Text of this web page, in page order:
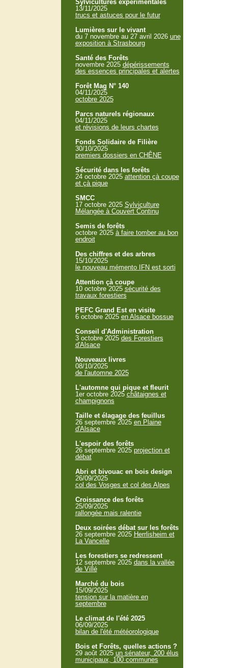
Sylvicultures expérimentales
13/11/2025
trucs et astuces pour le futur
Lumières sur le vivant
du 7 novembre au 27 avril 2026 une
exposition à Strasbourg
Santé des Forêts
novembre 2025 dépérissements
des essences principales et alertes
Forêt Mag N° 140
04/11/2025
octobre 2025
Parcs naturels régionaux
04/11/2025
et révisions de leurs chartes
Fonds Solidaire de Filière
30/10/2025
premiers dossiers en CHÊNE
Sécurité dans les forêts
24 octobre 2025 attention çà coupe
et çà pique
SMCC
17 octobre 2025 Sylviculture
Mélangée à Couvert Continu
Semis de forêts
octobre 2025 à faire tomber au bon
endroit
Des chiffres et des arbres
15/10/2025
le nouveau mémento IFN est sorti
Attention çà coupe
10 octobre 2025 sécurité des
travaux forestiers
PEFC Grand Est en visite
6 octobre 2025 en Alsace bossue
Conseil d'Administration
3 octobre 2025 des Forestiers
d'Alsace
Nouveaux livres
08/10/2025
de l'automne 2025
L'automne qui pique et fleurit
1er octobre 2025 châtaignes et
champignons
Taille et élagage des feuillus
26 septembre 2025 en Plaine
d'Alsace
L'espoir des forêts
26 septembre 2025 projection et
débat
Abri et bivouac en bois design
26/09/2025
col des Vosges et col des Alpes
Croissance des forêts
25/09/2025
rallongée mais ralentie
Deux soirées débat sur les forêts
26 septembre 2025 Herrlisheim et
La Vancelle
Les forestiers se redressent
12 septembre 2025 dans la vallée
de Villé
Marché du bois
15/09/2025
tension sur la matière en
septembre
Le climat de l'été 2025
06/09/2025
bilan de l'été météorologique
Bois et Forêts, quelles actions ?
29 août 2025 un sénateur, 200 élus
municipaux, 100 communes